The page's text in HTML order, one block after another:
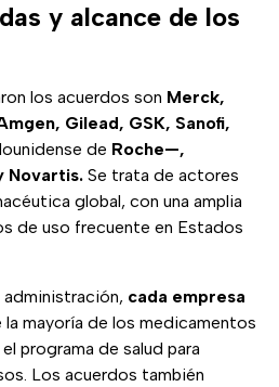
y alcance de los
los acuerdos son Merck,
Gilead, GSK, Sanofi,
de Roche—,
Novartis. Se trata de actores
global, con una amplia
de uso frecuente en Estados
administración, cada empresa
la mayoría de los medicamentos
el programa de salud para
Los acuerdos también